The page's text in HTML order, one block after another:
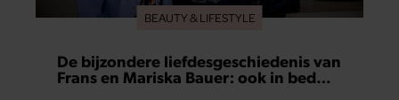
BEAUTY & LIFESTYLE
De bijzondere liefdesgeschiedenis van
Frans en Mariska Bauer: ook in bed